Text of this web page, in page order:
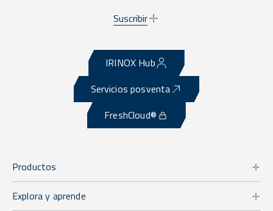
Suscribir
IRINOX Hub
Servicios posventa
FreshCloud®
Productos
Explora y aprende